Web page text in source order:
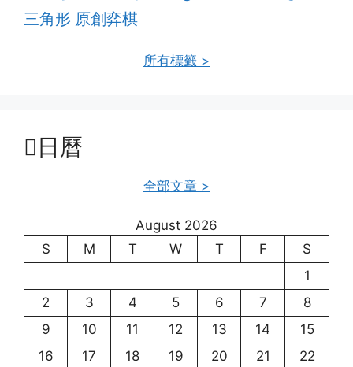
三角形 原創弈棋
所有標籤 >
日曆
全部文章 >
August 2026
S
M T W T F
S
1
2
3 4 5 6 7
8
9
10 11 12 13 14
15
16
17 18 19 20 21
22